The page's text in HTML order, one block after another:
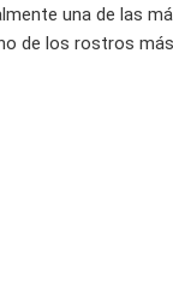
una de las
de los rostros